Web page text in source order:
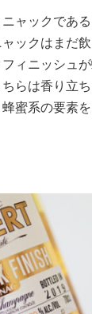
ャックであ
ックはまだ飲
ィニッシュ
らは香り立
蜜系の要素